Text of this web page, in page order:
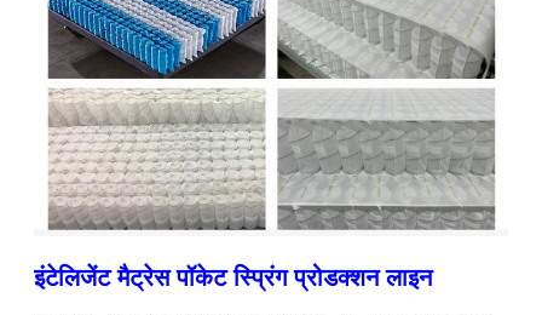
इंटेलिजेंट मैट्रेस पॉकेट स्प्रिंग प्रोडक्शन लाइन